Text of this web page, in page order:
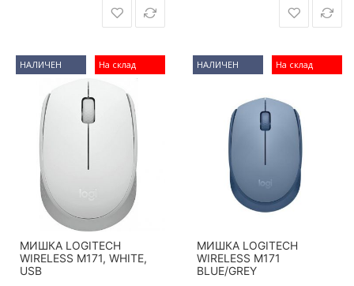
На склад
НАЛИЧЕН
МИШКА LOGITECH
WIRELESS M171, WHITE,
USB
На склад
НАЛИЧЕН
МИШКА LOGITECH
WIRELESS M171
BLUE/GREY